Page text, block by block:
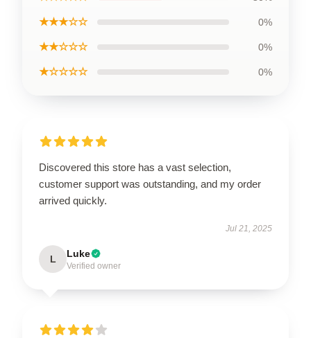
★★★☆☆ 0%
★★☆☆☆ 0%
★☆☆☆☆ 0%
Discovered this store has a vast selection,
customer support was outstanding, and my order
arrived quickly.
Jul 21, 2025
L Luke
Verified owner